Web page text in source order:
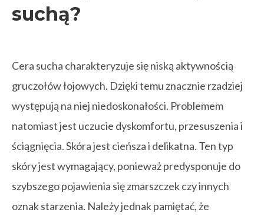
suchą?
Cera sucha charakteryzuje się niską aktywnością
gruczołów łojowych. Dzięki temu znacznie rzadziej
występują na niej niedoskonałości. Problemem
natomiast jest uczucie dyskomfortu, przesuszenia i
ściągnięcia. Skóra jest cieńsza i delikatna. Ten typ
skóry jest wymagający, ponieważ predysponuje do
szybszego pojawienia się zmarszczek czy innych
oznak starzenia. Należy jednak pamiętać, że